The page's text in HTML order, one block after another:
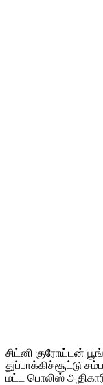
சிட்னி குரோய்டன்
துப்பாக்கிச்சூட்டு
மட்ட பொலிஸ்